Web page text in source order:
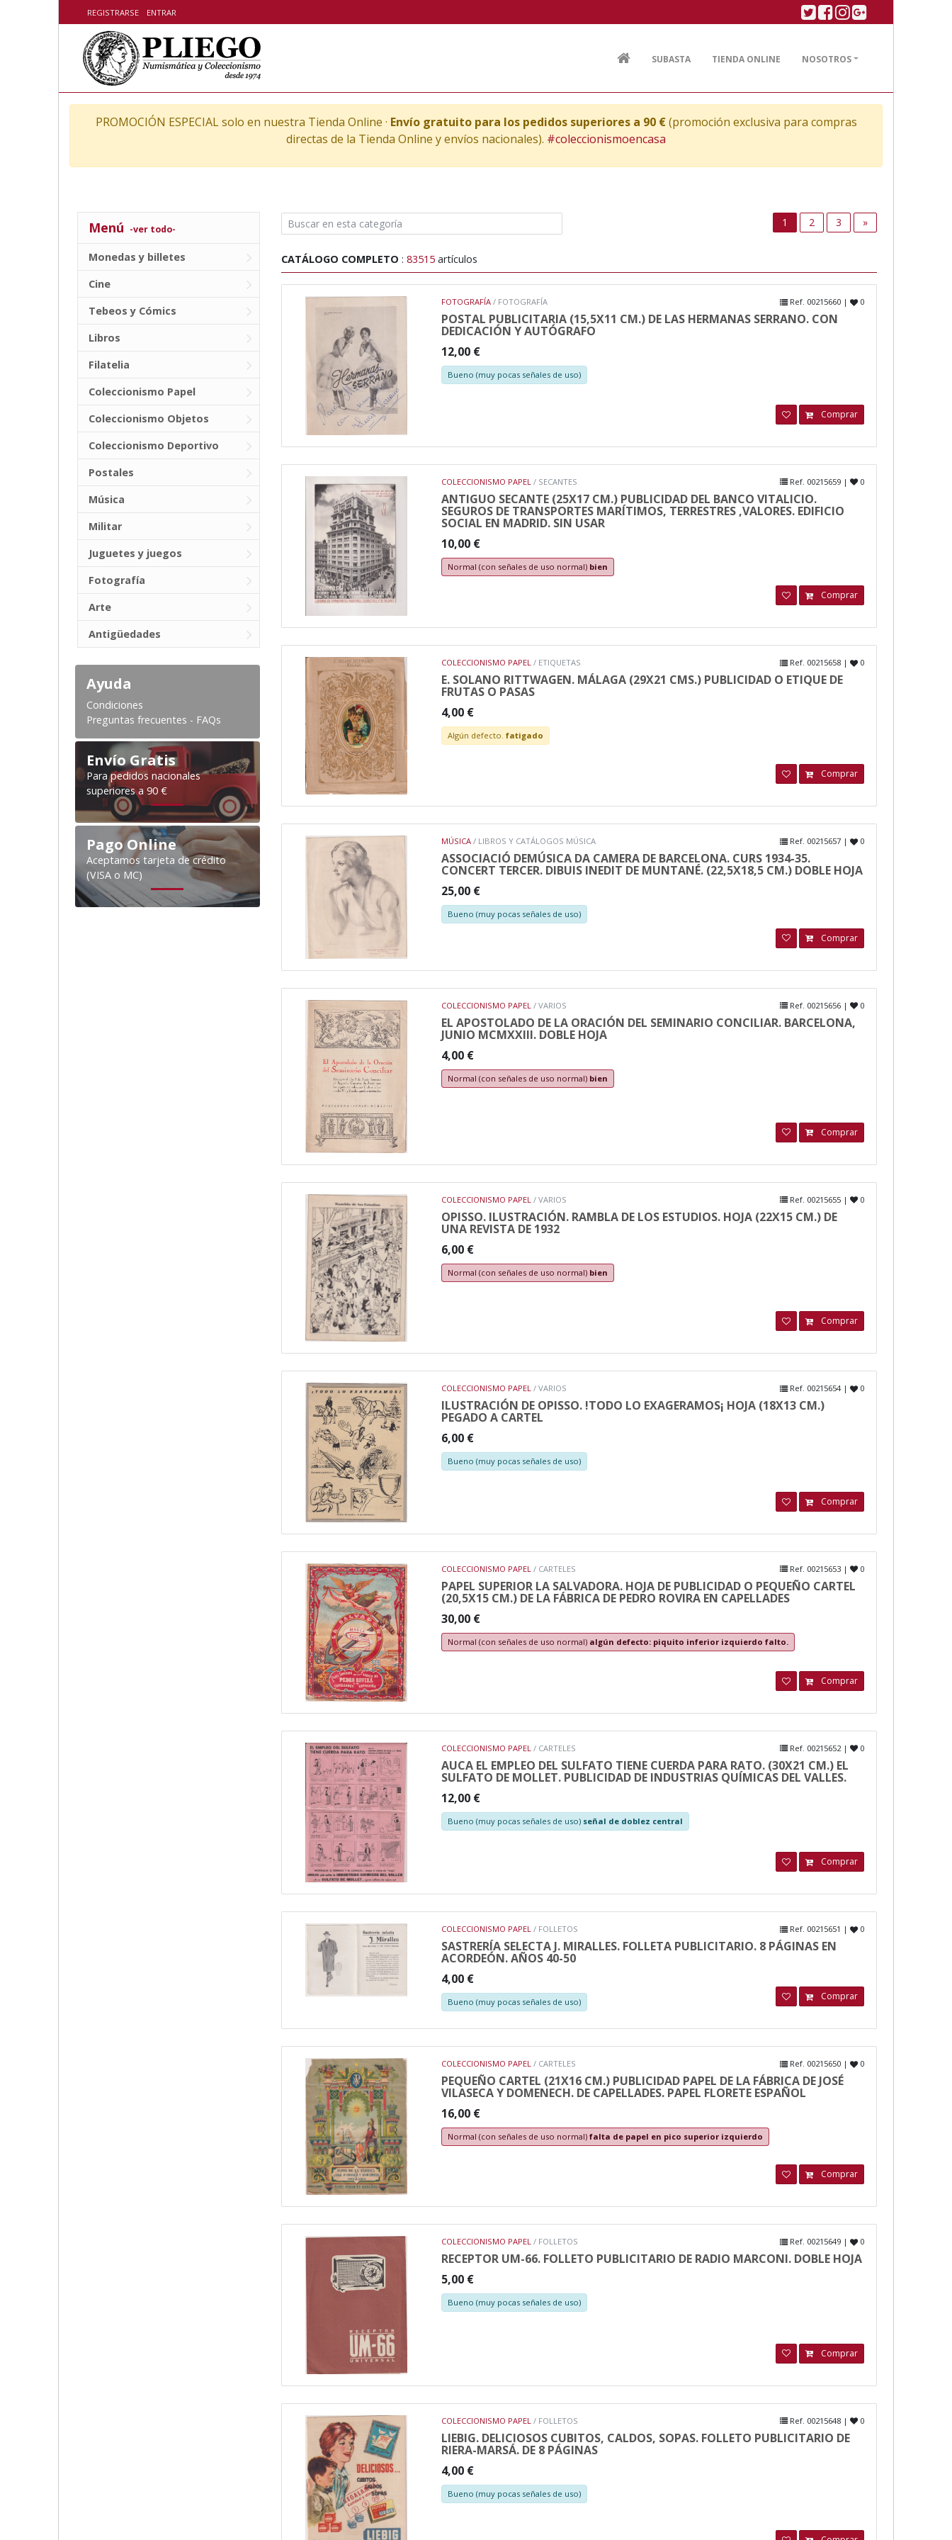
REGISTRARSE ENTRAR Twitter
Facebook
Linkedin
Google plus
SUBASTA TIENDA ONLINE NOSOTROS
PROMOCIÓN ESPECIAL solo en nuestra Tienda Online · Envío gratuito para los pedidos superiores a 90 €(promoción exclusiva para compras
directas de la Tienda Online y envíos nacionales). #coleccionismoencasa
1 2 3 »Next
CATÁLOGO COMPLETO : 83515artículos
FOTOGRAFÍA/ FOTOGRAFÍA
POSTAL PUBLICITARIA (15,5X11 CM.) DE LAS HERMANAS SERRANO. CON
DEDICACIÓN Y AUTÓGRAFO
12,00 €
Ref. 00215660 | 0
Bueno (muy pocas señales de uso)
Comprar
COLECCIONISMO PAPEL / SECANTES
ANTIGUO SECANTE (25X17 CM.) PUBLICIDAD DEL BANCO VITALICIO.
SEGUROS DE TRANSPORTES MARÍTIMOS, TERRESTRES ,VALORES. EDIFICIO
SOCIAL EN MADRID. SIN USAR
10,00 €
Ref. 00215659 | 0
Normal (con señales de uso normal) bien
Comprar
COLECCIONISMO PAPEL/ ETIQUETAS
E. SOLANO RITTWAGEN. MÁLAGA (29X21 CMS.) PUBLICIDAD O ETIQUE DE
FRUTAS O PASAS
4,00 €
Ref. 00215658 | 0
Algún defecto. fatigado
Comprar
MÚSICA/ LIBROS Y CATÁLOGOS MÚSICA
ASSOCIACIÓ DEMÚSICA DA CAMERA DE BARCELONA. CURS 1934-35.
CONCERT TERCER. DIBUIS INEDIT DE MUNTANÉ. (22,5X18,5 CM.) DOBLE HOJA
25,00 €
Ref. 00215657 | 0
Bueno (muy pocas señales de uso)
Comprar
COLECCIONISMO PAPEL / VARIOS
EL APOSTOLADO DE LA ORACIÓN DEL SEMINARIO CONCILIAR. BARCELONA,
JUNIO MCMXXIII. DOBLE HOJA
4,00 €
Ref. 00215656 | 0
Normal (con señales de uso normal) bien
Comprar
COLECCIONISMO PAPEL / VARIOS
OPISSO. ILUSTRACIÓN. RAMBLA DE LOS ESTUDIOS. HOJA (22X15 CM.) DE
UNA REVISTA DE 1932
6,00 €
Ref. 00215655 | 0
Normal (con señales de uso normal) bien
Comprar
COLECCIONISMO PAPEL/ VARIOS
ILUSTRACIÓN DE OPISSO. !TODO LO EXAGERAMOS¡ HOJA (18X13 CM.)
PEGADO A CARTEL
6,00 €
Ref. 00215654 | 0
Bueno (muy pocas señales de uso)
Comprar
COLECCIONISMO PAPEL / CARTELES
PAPEL SUPERIOR LA SALVADORA. HOJA DE PUBLICIDAD O PEQUEÑO CARTEL
(20,5X15 CM.) DE LA FÁBRICA DE PEDRO ROVIRA EN CAPELLADES
30,00 €
Ref. 00215653 | 0
Normal (con señales de uso normal) algún defecto: piquito inferior izquierdo falto.
Comprar
COLECCIONISMO PAPEL / CARTELES
AUCA EL EMPLEO DEL SULFATO TIENE CUERDA PARA RATO. (30X21 CM.) EL
SULFATO DE MOLLET. PUBLICIDAD DE INDUSTRIAS QUÍMICAS DEL VALLES.
12,00 €
Ref. 00215652 | 0
Bueno (muy pocas señales de uso) señal de doblez central
Comprar
COLECCIONISMO PAPEL/ FOLLETOS
SASTRERÍA SELECTA J. MIRALLES. FOLLETA PUBLICITARIO. 8 PÁGINAS EN
ACORDEÓN. AÑOS 40-50
4,00 €
Ref. 00215651 | 0
Bueno (muy pocas señales de uso) Comprar
COLECCIONISMO PAPEL/ CARTELES
PEQUEÑO CARTEL (21X16 CM.) PUBLICIDAD PAPEL DE LA FÁBRICA DE JOSÉ
VILASECA Y DOMENECH. DE CAPELLADES. PAPEL FLORETE ESPAÑOL
16,00 €
Ref. 00215650 | 0
Normal (con señales de uso normal) falta de papel en pico superior izquierdo
Comprar
COLECCIONISMO PAPEL/ FOLLETOS
RECEPTOR UM-66. FOLLETO PUBLICITARIO DE RADIO MARCONI. DOBLE HOJA
5,00 €
Ref. 00215649 | 0
Bueno (muy pocas señales de uso)
Comprar
COLECCIONISMO PAPEL / FOLLETOS
LIEBIG. DELICIOSOS CUBITOS, CALDOS, SOPAS. FOLLETO PUBLICITARIO DE
RIERA-MARSÁ. DE 8 PÁGINAS
4,00 €
Ref. 00215648 | 0
Bueno (muy pocas señales de uso)
Menú -ver todo-
Monedas y billetes
Cine
Tebeos y Cómics
Libros
Filatelia
Coleccionismo Papel
Coleccionismo Objetos
Coleccionismo Deportivo
Postales
Música
Militar
Juguetes y juegos
Fotografía
Arte
Antigüedades
Ayuda
Condiciones
Preguntas frecuentes - FAQs
Envío Gratis
Para pedidos nacionales
superiores a 90 €
Pago Online
Aceptamos tarjeta de crédito
(VISA o MC)